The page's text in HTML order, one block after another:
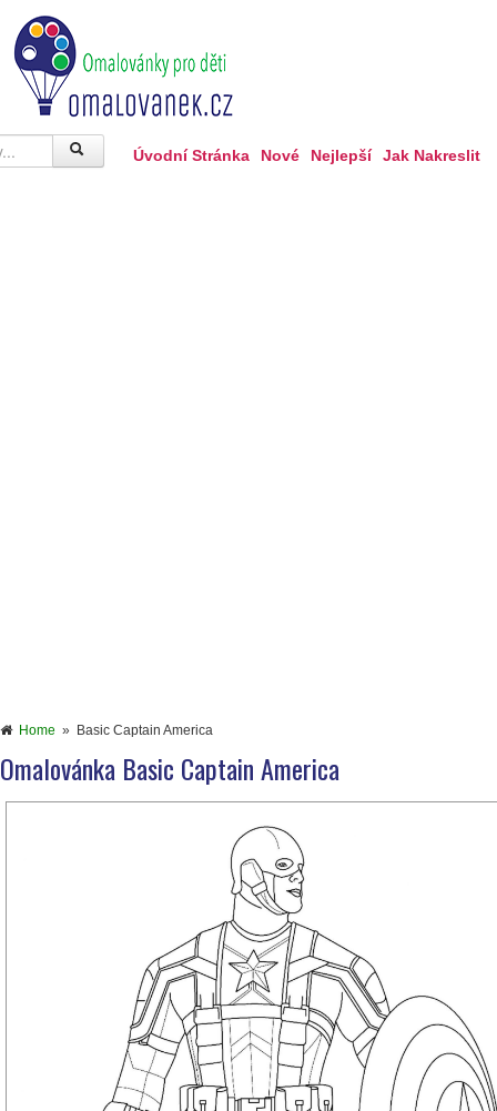
Úvodní Stránka Nové Nejlepší Jak Nakreslit
Home » Basic Captain America
Omalovánka Basic Captain America